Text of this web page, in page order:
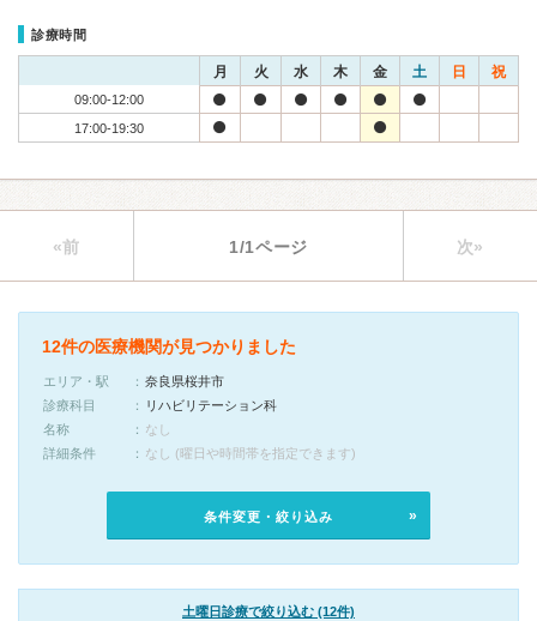
診療時間
月 火 水 木 金 土 日 祝
09:00-12:00
17:00-19:30
«前 1/1ページ 次»
12件の医療機関が見つかりました
エリア・駅
奈良県桜井市
診療科目
リハビリテーション科
名称
なし
詳細条件
なし (曜日や時間帯を指定できます)
条件変更・絞り込み
土曜日診療で絞り込む (12件)